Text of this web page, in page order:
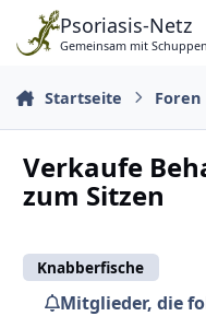
Zu Inhalt springen
Psoriasis-Netz
Gemeinsam mit
Startseite Foren
Verkaufe
zum Sitzen
Knabberfische
Mitglieder, die